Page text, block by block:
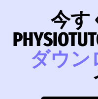
今す
ダウン